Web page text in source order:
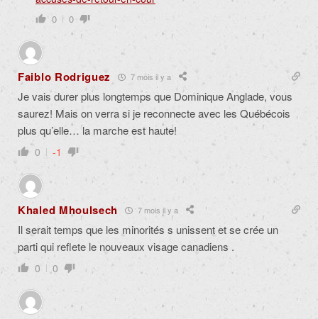
0 0
Faiblo Rodriguez 7 mois il y a
Je vais durer plus longtemps que Dominique Anglade, vous
saurez! Mais on verra si je reconnecte avec les Québécois
plus qu’elle… la marche est haute!
0 -1
Khaled Mhoulsech 7 mois il y a
Il serait temps que les minorités s unissent et se crée un
parti qui reflete le nouveaux visage canadiens .
0 0